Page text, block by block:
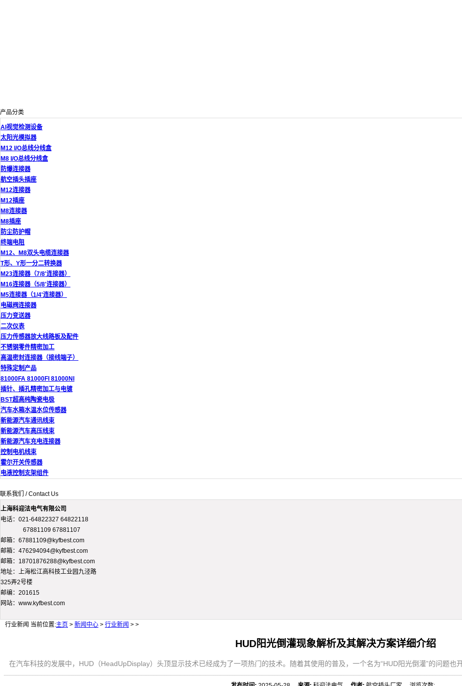
产品分类
AI视觉检测设备
太阳光模拟器
M12 I/O总线分线盒
M8 I/O总线分线盒
防爆连接器
航空插头插座
M12连接器
M12插座
M8连接器
M8插座
防尘防护帽
终端电阻
M12、M8双头电缆连接器
T形、Y形一分二转换器
M23连接器（7/8'连接器）
M16连接器（5/8'连接器）
M5连接器（1/4'连接器）
电磁阀连接器
压力变送器
二次仪表
压力传感器放大线路板及配件
不锈钢零件精密加工
高温密封连接器（接线端子）
特殊定制产品
81000FA 81000FI 81000NI
插针、插孔精密加工与电镀
BST超高纯陶瓷电极
汽车水箱水温水位传感器
新能源汽车通讯线束
新能源汽车高压线束
新能源汽车充电连接器
控制电机线束
霍尔开关传感器
电液控制支架组件
联系我们 / Contact Us
上海科迎法电气有限公司
电话：021-64822327 64822118
67881109 67881107
邮箱：67881109@kyfbest.com
邮箱：476294094@kyfbest.com
邮箱：18701876288@kyfbest.com
地址：上海松江高科技工业园九泾路
325弄2号楼
邮编：201615
网站：www.kyfbest.com
行业新闻 当前位置:主页 > 新闻中心 > 行业新闻 > >
HUD阳光倒灌现象解析及其解决方案详细介绍
在汽车科技的发展中，HUD（HeadUpDisplay）头顶显示技术已经成为了一项热门的技术。随着其使用的普及，一个名为“HUD阳光倒灌”的问题也